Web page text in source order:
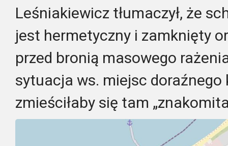
Leśniakiewicz tłumaczył, że
jest hermetyczny i zamknięty
przed bronią masowego
sytuacja ws. miejsc doraźnego
zmieściłaby się tam